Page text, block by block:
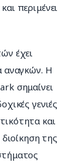
περιμένει
έχει
αναγκών. Η
σημαίνει
γενιές
και
της